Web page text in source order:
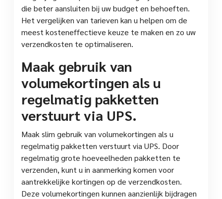
die beter aansluiten bij uw budget en behoeften.
Het vergelijken van tarieven kan u helpen om de
meest kosteneffectieve keuze te maken en zo uw
verzendkosten te optimaliseren.
Maak gebruik van
volumekortingen als u
regelmatig pakketten
verstuurt via UPS.
Maak slim gebruik van volumekortingen als u
regelmatig pakketten verstuurt via UPS. Door
regelmatig grote hoeveelheden pakketten te
verzenden, kunt u in aanmerking komen voor
aantrekkelijke kortingen op de verzendkosten.
Deze volumekortingen kunnen aanzienlijk bijdragen